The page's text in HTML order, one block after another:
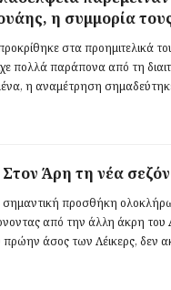
η συμμορία
στα προημιτελικά
πολλά παράπονα από τη
η αναμέτρηση
Άρη τη νέα
σημαντική προσθήκη
από την άλλη άκρη του
άσος των Λέικερς, δεν